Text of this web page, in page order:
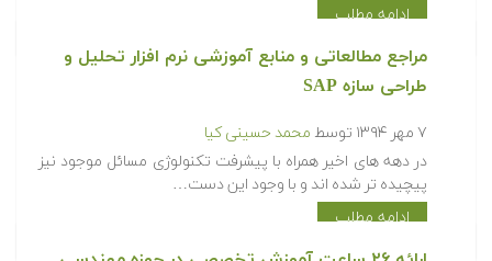
ادامه مطلب
مراجع مطالعاتی و منابع آموزشی نرم افزار تحلیل و
طراحی سازه SAP
۷ مهر ۱۳۹۴ توسط محمد حسینی کیا
در دهه های اخیر همراه با پیشرفت تکنولوژی مسائل موجود نیز
پیچیده تر شده اند و با وجود این دست…
ادامه مطلب